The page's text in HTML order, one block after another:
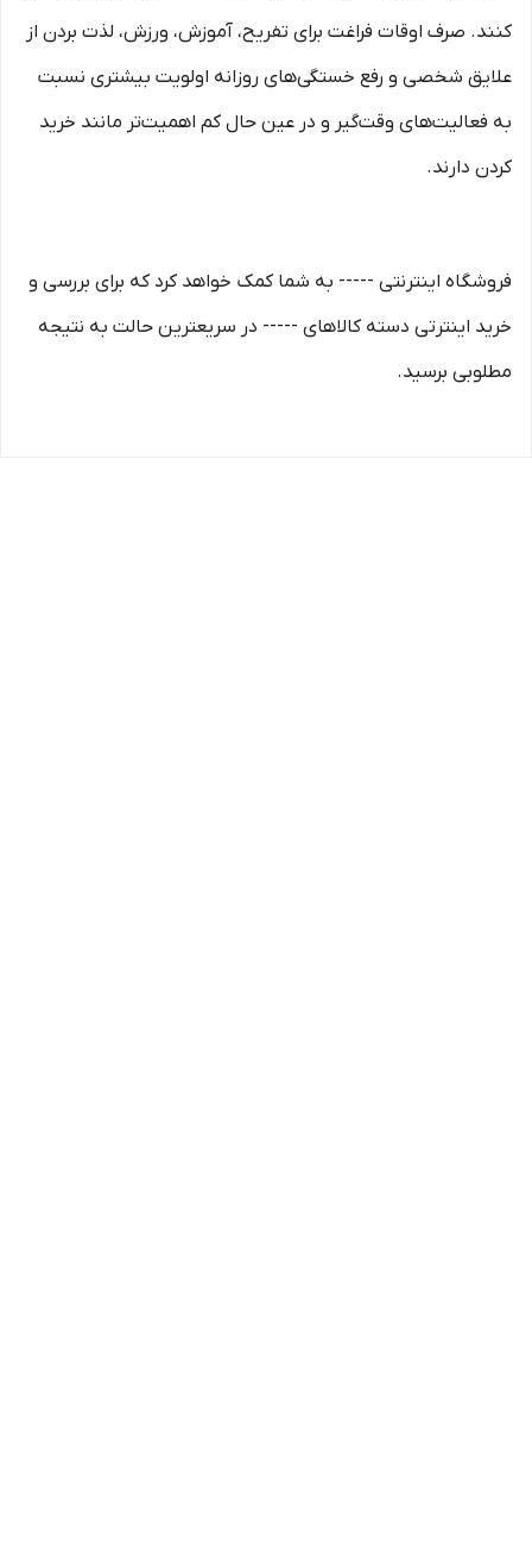
کنند. صرف اوقات فراغت برای تفریح، آموزش، ورزش، لذت بردن از
علایق شخصی و رفع خستگی‏‏‌های روزانه اولویت بیشتری نسبت
به فعالیت‌‏‏‏های وقت‌گیر و در عین حال کم اهمیت‏‏‏‌تر مانند خرید
کردن دارند.
فروشگاه اینترنتی ----- به شما کمک خواهد کرد که برای بررسی و
خرید اینترتی دسته کالاهای ----- در سریعترین حالت به نتیجه
مطلوبی برسید.